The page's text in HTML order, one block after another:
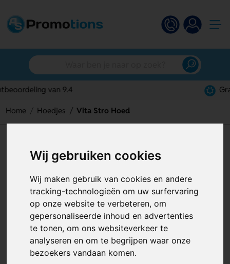
Wij gebruiken cookies
Wij maken gebruik van cookies en andere
tracking-technologieën om uw surfervaring
op onze website te verbeteren, om
gepersonaliseerde inhoud en advertenties
te tonen, om ons websiteverkeer te
analyseren en om te begrijpen waar onze
bezoekers vandaan komen.
Home Hoedjes Vita Stro Hoed
Vita Stro Hoed
Artikelnummer:127889